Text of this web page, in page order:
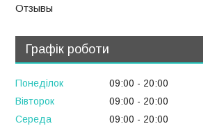
Отзывы
Графік роботи
Понеділок 09:00
20:00
Вівторок
09:00
20:00
Середа
09:00
20:00